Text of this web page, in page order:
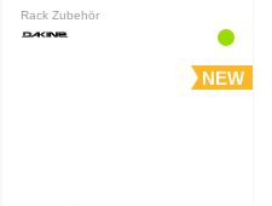
Rack Zubehör
NEW